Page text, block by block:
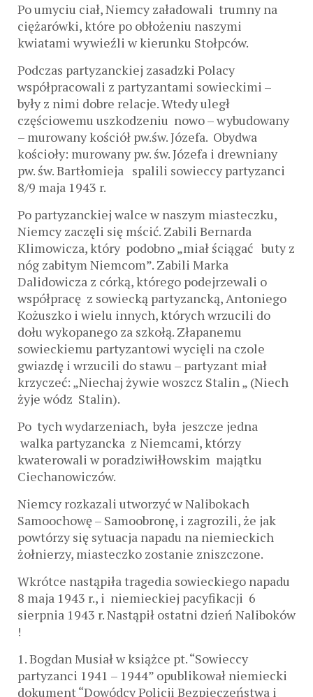
Po umyciu ciał, Niemcy załadowali trumny na
ciężarówki, które po obłożeniu naszymi
kwiatami wywieźli w kierunku Stołpców.
Podczas partyzanckiej zasadzki Polacy
współpracowali z partyzantami sowieckimi –
były z nimi dobre relacje. Wtedy uległ
częściowemu uszkodzeniu nowo – wybudowany
– murowany kościół pw.św. Józefa. Obydwa
kościoły: murowany pw. św. Józefa i drewniany
pw. św. Bartłomieja spalili sowieccy partyzanci
8/9 maja 1943 r.
Po partyzanckiej walce w naszym miasteczku,
Niemcy zaczęli się mścić. Zabili Bernarda
Klimowicza, który podobno „miał ściągać buty z
nóg zabitym Niemcom”. Zabili Marka
Dalidowicza z córką, którego podejrzewali o
współpracę z sowiecką partyzancką, Antoniego
Kożuszko i wielu innych, których wrzucili do
dołu wykopanego za szkołą. Złapanemu
sowieckiemu partyzantowi wycięli na czole
gwiazdę i wrzucili do stawu – partyzant miał
krzyczeć: „Niechaj żywie woszcz Stalin „ (Niech
żyje wódz Stalin).
Po tych wydarzeniach, była jeszcze jedna
walka partyzancka z Niemcami, którzy
kwaterowali w poradziwiłłowskim majątku
Ciechanowiczów.
Niemcy rozkazali utworzyć w Nalibokach
Samoochowę – Samoobronę, i zagrozili, że jak
powtórzy się sytuacja napadu na niemieckich
żołnierzy, miasteczko zostanie zniszczone.
Wkrótce nastąpiła tragedia sowieckiego napadu
8 maja 1943 r., i niemieckiej pacyfikacji 6
sierpnia 1943 r. Nastąpił ostatni dzień Naliboków
!
1. Bogdan Musiał w książce pt. “Sowieccy
partyzanci 1941 – 1944” opublikował niemiecki
dokument “Dowódcy Policji Bezpieczeństwa i